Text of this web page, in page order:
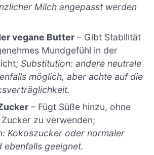
Milch angepasst werden
vegane Butter – Gibt Stabilität
Mundgefühl in der
Substitution: andere neutrale
möglich, aber achte auf die
– Fügt Süße hinzu, ohne
zu verwenden;
Kokoszucker oder normaler
ebenfalls geeignet.